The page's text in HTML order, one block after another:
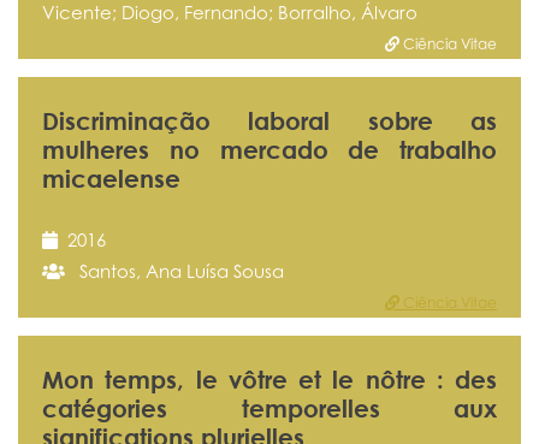
Vicente; Diogo, Fernando; Borralho, Álvaro
Ciência Vitae
Discriminação laboral sobre as
mulheres no mercado de trabalho
micaelense
2016
Santos, Ana Luísa Sousa
Ciência Vitae
Mon temps, le vôtre et le nôtre : des
catégories temporelles aux
significations plurielles